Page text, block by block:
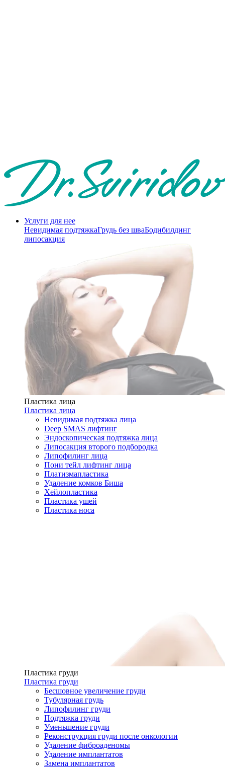
Услуги для нее
Невидимая подтяжкаГрудь без шваБодибилдинг
липосакция
Пластика лица
Пластика лица
Невидимая подтяжка лица
Deep SMAS лифтинг
Эндоскопическая подтяжка лица
Липосакция второго подбородка
Липофилинг лица
Пони тейл лифтинг лица
Платизмапластика
Удаление комков Биша
Хейлопластика
Пластика ушей
Пластика носа
Пластика груди
Пластика груди
Бесшовное увеличение груди
Тубулярная грудь
Липофилинг груди
Подтяжка груди
Уменьшение груди
Реконструкция груди после онкологии
Удаление фиброаденомы
Удаление имплантатов
Замена имплантатов